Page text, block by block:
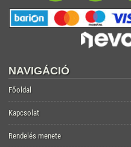
NAVIGÁCIÓ
Főoldal
Kapcsolat
Rendelés menete